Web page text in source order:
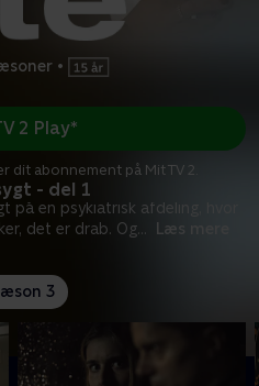
•
- del 1
på en psykiatrisk afdeling, hvor
det er drab. Og... Læs mere
2 Play*
dit abonnement på Mit TV 2.
3